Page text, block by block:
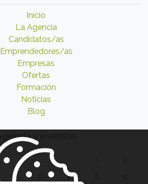
Inicio
La Agencia
Candidatos/as
Emprendedores/as
Empresas
Ofertas
Formación
Noticias
Blog
Agenda y eventos
5 7